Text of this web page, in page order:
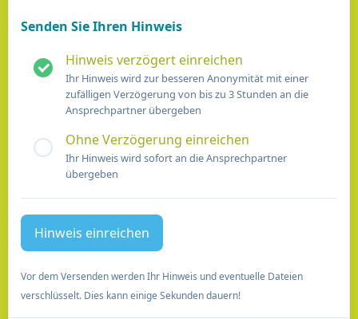
Senden Sie Ihren Hinweis
Hinweis verzögert einreichen
Ihr Hinweis wird zur besseren Anonymität mit einer
zufälligen Verzögerung von bis zu 3 Stunden an die
Ansprechpartner übergeben
Ohne Verzögerung einreichen
Ihr Hinweis wird sofort an die Ansprechpartner
übergeben
Vor dem Versenden werden Ihr Hinweis und eventuelle Dateien
verschlüsselt. Dies kann einige Sekunden dauern!